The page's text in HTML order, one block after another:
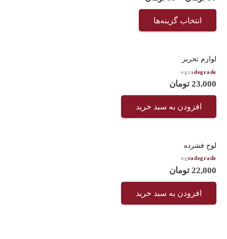
انتخاب گزینه‌ها
لوازم تحریر
از 5
23,000 تومان
افزودن به سبد خرید
لوح فشرده
از 5
22,000 تومان
افزودن به سبد خرید